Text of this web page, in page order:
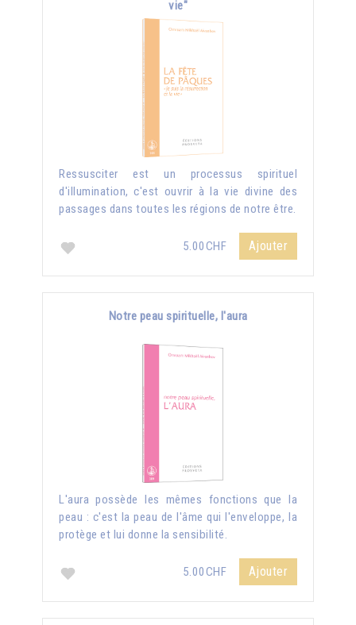
vie"
Ressusciter est un processus spirituel
d'illumination, c'est ouvrir à la vie divine des
passages dans toutes les régions de notre être.
5.00CHF Ajouter
Notre peau spirituelle, l'aura
L'aura possède les mêmes fonctions que la
peau : c'est la peau de l'âme qui l'enveloppe, la
protège et lui donne la sensibilité.
5.00CHF Ajouter